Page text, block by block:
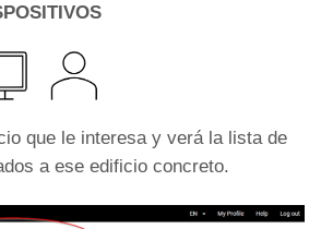
que le interesa y verá la lista de
a ese edificio concreto.